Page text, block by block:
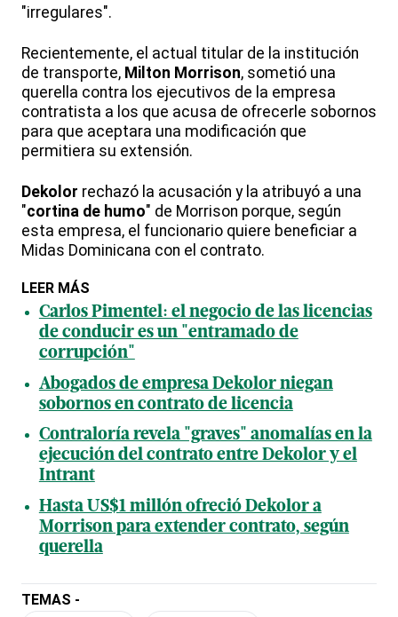
"irregulares".
Recientemente, el actual titular de la institución
de transporte, Milton Morrison, sometió una
querella contra los ejecutivos de la empresa
contratista a los que acusa de ofrecerle sobornos
para que aceptara una modificación que
permitiera su extensión.
Dekolor rechazó la acusación y la atribuyó a una
"cortina de humo" de Morrison porque, según
esta empresa, el funcionario quiere beneficiar a
Midas Dominicana con el contrato.
LEER MÁS
Carlos Pimentel: el negocio de las licencias
de conducir es un "entramado de
corrupción"
Abogados de empresa Dekolor niegan
sobornos en contrato de licencia
Contraloría revela "graves" anomalías en la
ejecución del contrato entre Dekolor y el
Intrant
Hasta US$1 millón ofreció Dekolor a
Morrison para extender contrato, según
querella
TEMAS -